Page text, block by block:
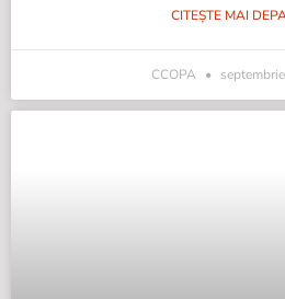
CITEȘTE MAI
CCOPA